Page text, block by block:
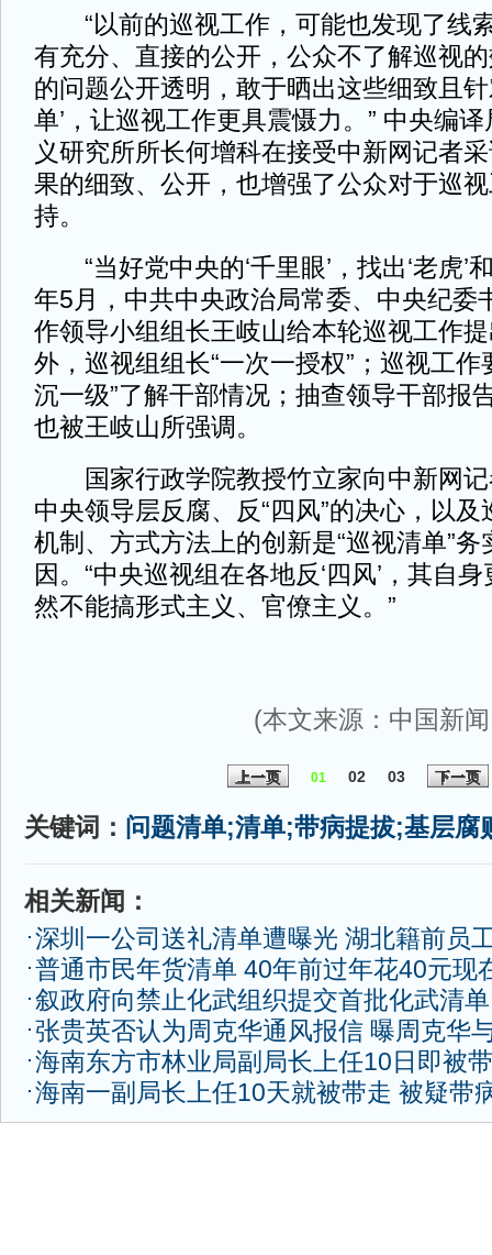
“以前的巡视工作，可能也发现了线
有充分、直接的公开，公众不了解巡视
的问题公开透明，敢于晒出这些细致且
单’，让巡视工作更具震慑力。” 中央编
义研究所所长何增科在接受中新网记者
果的细致、公开，也增强了公众对于巡
持。
“当好党中央的‘千里眼’，找出‘老虎’和
年5月，中共中央政治局常委、中央纪委
作领导小组组长王岐山给本轮巡视工作
外，巡视组组长“一次一授权”；巡视工作
沉一级”了解干部情况；抽查领导干部报
也被王岐山所强调。
国家行政学院教授竹立家向中新网记
中央领导层反腐、反“四风”的决心，以
机制、方式方法上的创新是“巡视清单”
因。“中央巡视组在各地反‘四风’，其自身
然不能搞形式主义、官僚主义。”
(本文来源：中国新
上一页 01 02 03 下一页
关键词： 问题清单;清单;带病提拔;基层腐
相关新闻：
深圳一公司送礼清单遭曝光 湖北籍前员
普通市民年货清单 40年前过年花40元现
叙政府向禁止化武组织提交首批化武清单
张贵英否认为周克华通风报信 曝周克华
海南东方市林业局副局长上任10日即被
海南一副局长上任10天就被带走 被疑带